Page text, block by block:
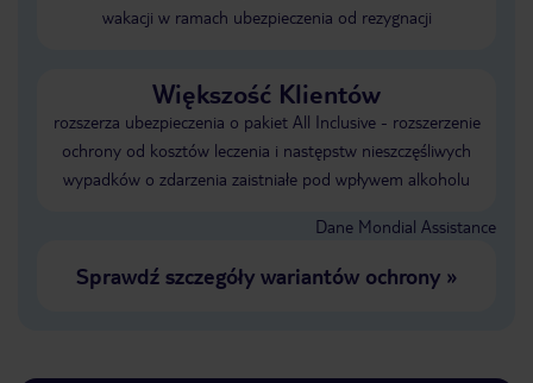
wakacji w ramach ubezpieczenia od rezygnacji
Większość Klientów
rozszerza ubezpieczenia o pakiet All Inclusive - rozszerzenie
ochrony od kosztów leczenia i następstw nieszczęśliwych
wypadków o zdarzenia zaistniałe pod wpływem alkoholu
Dane Mondial Assistance
Sprawdź szczegóły wariantów ochrony»